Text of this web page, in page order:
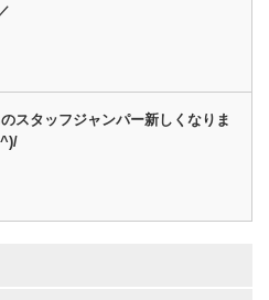
スタッフジャンパー新しくなりま